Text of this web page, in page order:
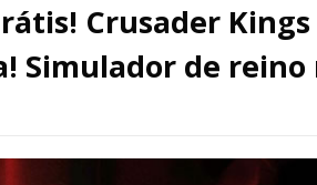
Crusader
Simulador de reino